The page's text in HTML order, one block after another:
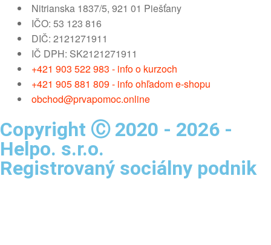
Nitrianska 1837/5, 921 01 Piešťany
IČO: 53 123 816
DIČ: 2121271911
IČ DPH: SK2121271911
+421 903 522 983 - info o kurzoch
+421 905 881 809 - info ohľadom e-shopu
obchod@prvapomoc.online
Copyright Ⓒ 2020 - 2026 -
Helpo. s.r.o.
Registrovaný sociálny podnik